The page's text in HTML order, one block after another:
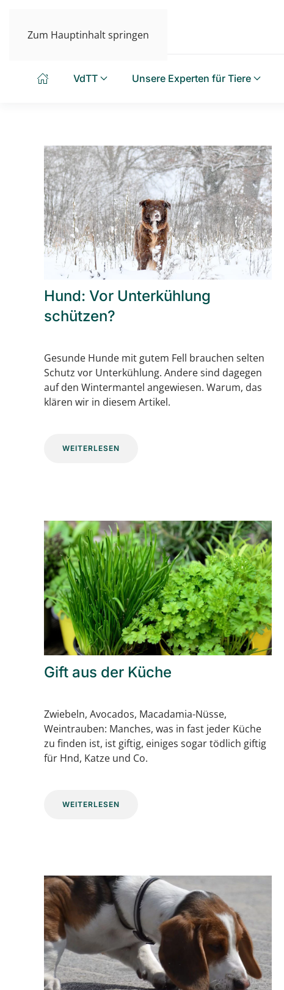
Zum Hauptinhalt springen
VdTT Unsere Experten für Tiere
Hund: Vor Unterkühlung
schützen?
Gesunde Hunde mit gutem Fell brauchen selten
Schutz vor Unterkühlung. Andere sind dagegen
auf den Wintermantel angewiesen. Warum, das
klären wir in diesem Artikel.
WEITERLESEN
Gift aus der Küche
Zwiebeln, Avocados, Macadamia-Nüsse,
Weintrauben: Manches, was in fast jeder Küche
zu finden ist, ist giftig, einiges sogar tödlich giftig
für Hnd, Katze und Co.
WEITERLESEN